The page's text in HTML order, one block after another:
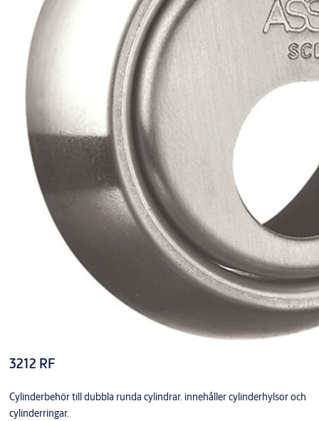
3212 RF
Cylinderbehör till dubbla runda cylindrar. innehåller cylinderhylsor och
cylinderringar.